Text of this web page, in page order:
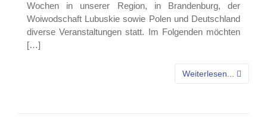
Wochen in unserer Region, in Brandenburg, der
Woiwodschaft Lubuskie sowie Polen und Deutschland
diverse Veranstaltungen statt. Im Folgenden möchten
[…]
Weiterlesen...